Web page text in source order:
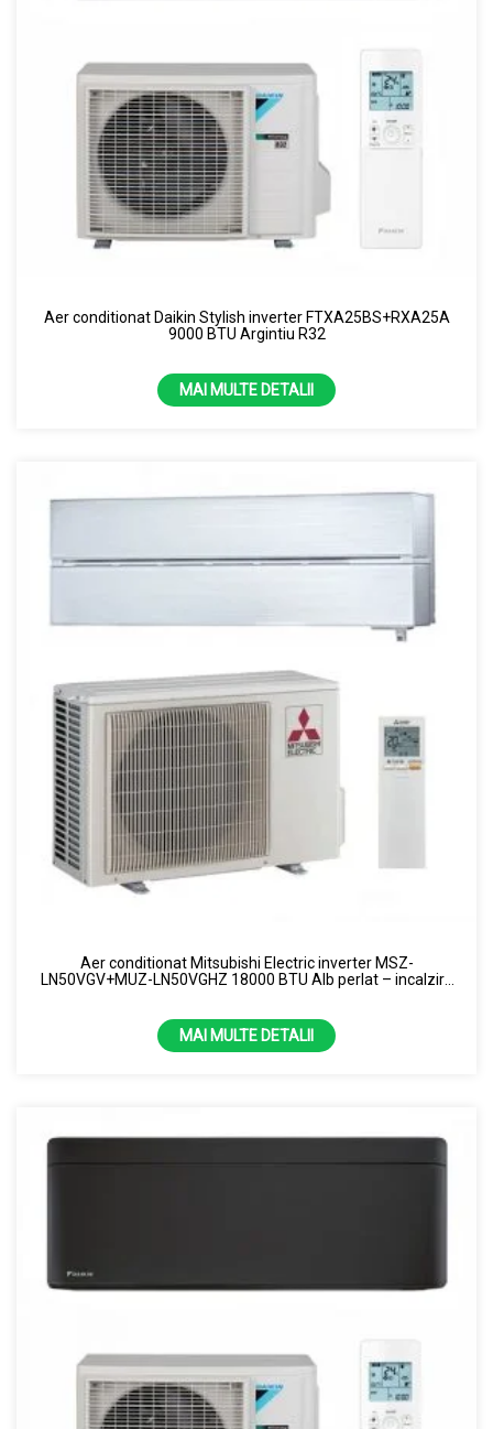
Aer conditionat Daikin Stylish inverter FTXA25BS+RXA25A
9000 BTU Argintiu R32
MAI MULTE DETALII
Aer conditionat Mitsubishi Electric inverter MSZ-
LN50VGV+MUZ-LN50VGHZ 18000 BTU Alb perlat – incalzire
MAI MULTE DETALII